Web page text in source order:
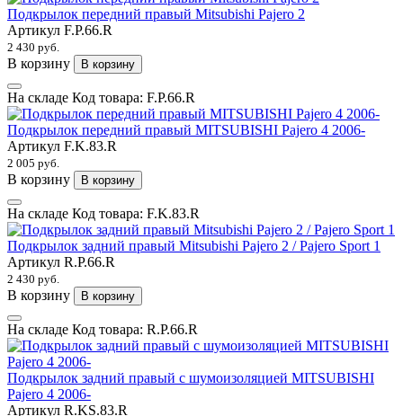
Подкрылок передний правый Mitsubishi Pajero 2
Артикул F.P.66.R
2 430 руб.
В корзину В корзину
На складе Код товара: F.P.66.R
Подкрылок передний правый MITSUBISHI Pajero 4 2006-
Артикул F.K.83.R
2 005 руб.
В корзину В корзину
На складе Код товара: F.K.83.R
Подкрылок задний правый Mitsubishi Pajero 2 / Pajero Sport 1
Артикул R.P.66.R
2 430 руб.
В корзину В корзину
На складе Код товара: R.P.66.R
Подкрылок задний правый с шумоизоляцией MITSUBISHI
Pajero 4 2006-
Артикул R.KS.83.R